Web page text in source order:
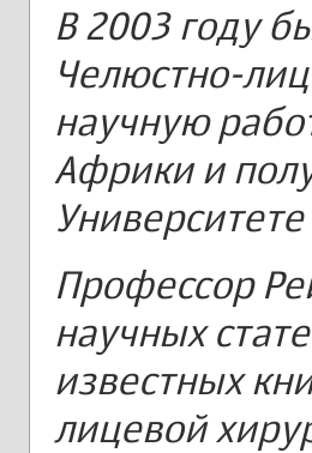
В 2003 году
Челюстно-
научную
Африки и
Профессор
научных
известных
лицевой